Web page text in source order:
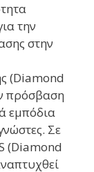
την
στην
(Diamond
πρόσβαση
εμπόδια
Σε
(Diamond